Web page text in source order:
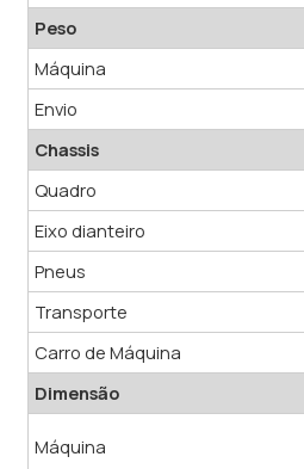
Peso
Máquina
Envio
Chassis
Quadro
Eixo dianteiro
Pneus
Transporte
Carro de Máquina
Dimensão
Máquina